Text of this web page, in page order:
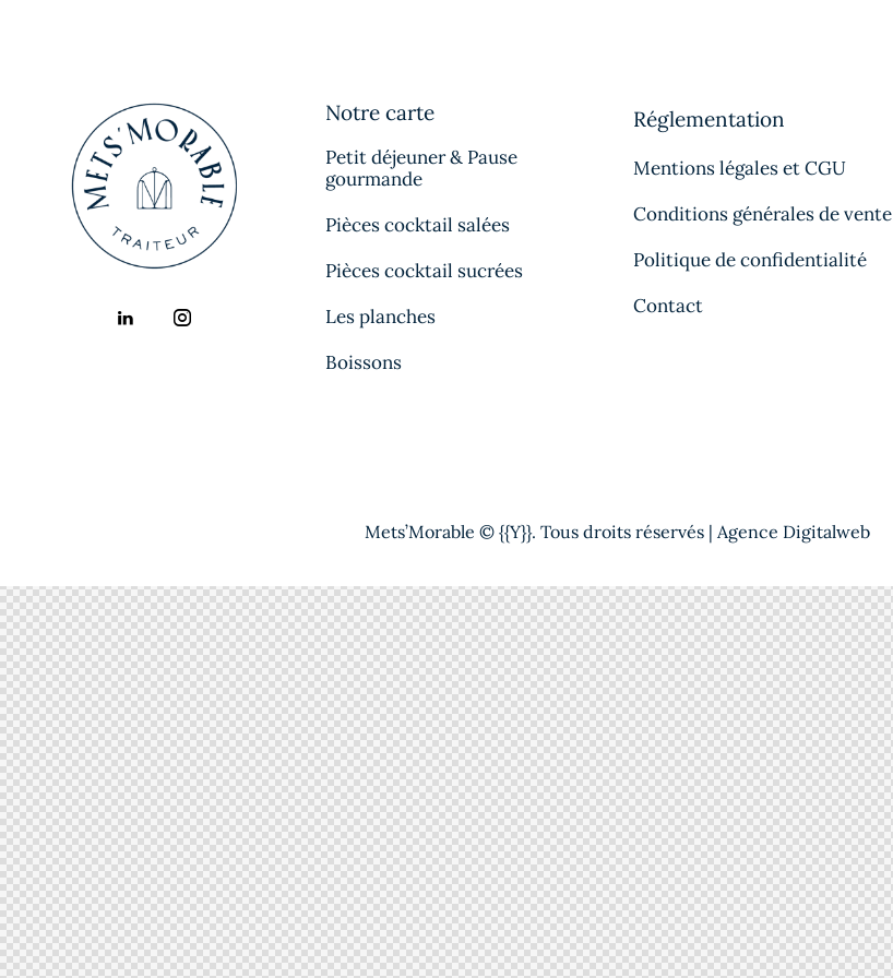
Notre carte
Petit déjeuner & Pause
gourmande
Pièces cocktail salées
Pièces cocktail sucrées
Les planches
Boissons
Réglementation
Mentions légales et CGU
Conditions générales de vente
Politique de confidentialité
Contact
Mets’Morable © {{Y}}. Tous droits réservés | Agence Digitalweb